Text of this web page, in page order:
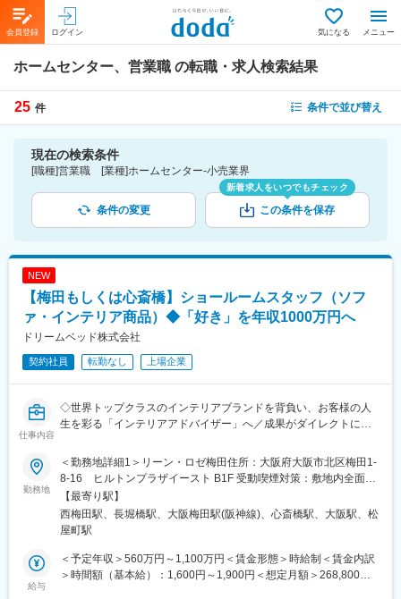
会員登録 ログイン 気になる メニュー
ホームセンター、営業職 の転職・求人検索結果
25 件 条件で並び替え
現在の検索条件
[職種]営業職 [業種]ホームセンター-小売業界
条件の変更
新着求人をいつでもチェック
この条件を保存
NEW
【梅田もしくは心斎橋】ショールームスタッフ（ソフ
ァ・インテリア商品）◆「好き」を年収1000万円へ
ドリームベッド株式会社
契約社員 転勤なし 上場企業
仕事内容
◇世界トップクラスのインテリアブランドを背負い、お客様の人
生を彩る「インテリアアドバイザー」へ／成果がダイレクトに給
■募集背景：
「販売実績をより正当に評価し、プロフェッショナルとして報い
たい」という想いから、新たにインセンティブ制度を導入した契
約社員ポジションを設立しました 。実力次第で、年収1,000万円
超えも十分に可能です 。
■業務概要：
勤務地
＜勤務地詳細1＞リーン・ロゼ梅田住所：大阪府大阪市北区梅田1-
8-16 ヒルトンプラザイースト B1F 受動喫煙対策：敷地内全面禁
煙＜勤務地詳細2＞リーンロゼ大阪住所：大阪府大阪市中央区南船
場2-12-5 心斎橋イーストスクエア1Ｆ勤務地最寄駅：御堂筋線／
心斎橋駅受動喫煙対策：屋内全面禁煙変更の範囲：会社の定める
【最寄り駅】
西梅田駅、長堀橋駅、大阪梅田駅(阪神線)、心斎橋駅、大阪駅、松
屋町駅
給与
＜予定年収＞560万円～1,100万円＜賃金形態＞時給制＜賃金内訳
＞時間額（基本給）：1,600円～1,900円＜想定月額＞268,800円